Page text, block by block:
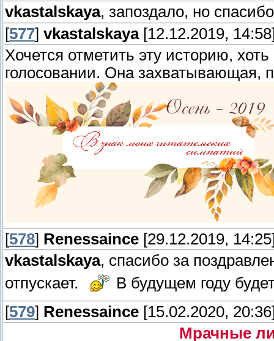
vkastalskaya, запоздало, но
[577] vkastalskaya[12.12.2019,
Хочется отметить эту историю,
голосовании. Она захватывающая,
[578] Renessaince [29.12.2019,
vkastalskaya, спасибо за
отпускает.
В будущем году
[579] Renessaince [15.02.2020,
Мрачные